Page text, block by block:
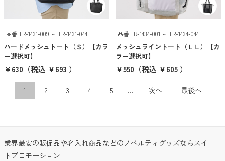
品番 TR-1431-009 ～ TR-1431-044
ハードメッシュトート（Ｓ）【カラ
ー選択可】
￥630 （税込 ￥693 ）
品番 TR-1434-001 ～ TR-1434-044
メッシュライントート（ＬＬ）【カ
ラー選択可】
￥550 （税込 ￥605 ）
1 2 3 4 5 ... 次へ 最後へ
業界最安の販促品や名入れ商品などのノベルティグッズならスイー
トプロモーション